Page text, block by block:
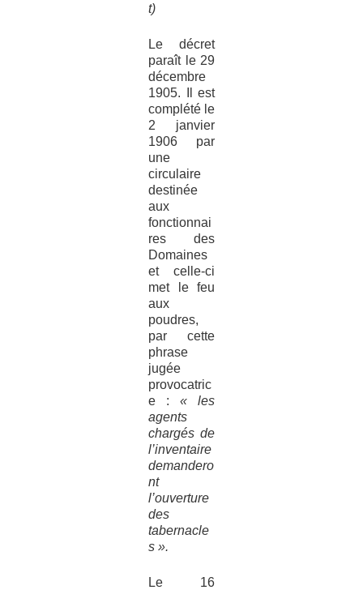
t)
Le décret
paraît le 29
décembre
1905. Il est
complété le
2 janvier
1906 par
une
circulaire
destinée
aux
fonctionnai
res des
Domaines
et celle-ci
met le feu
aux
poudres,
par cette
phrase
jugée
provocatric
e :« les
agents
chargés de
l’inventaire
demandero
nt
l’ouverture
des
tabernacle
s ».
Le 16